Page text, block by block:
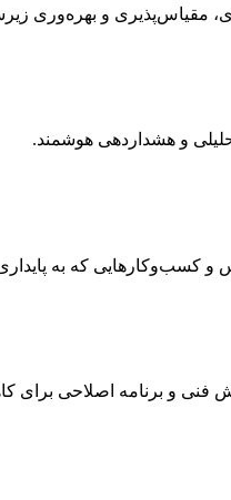
مقیاس‌پذیری و بهره‌وری
که به پایداری و
و برنامه اصلاحی برای